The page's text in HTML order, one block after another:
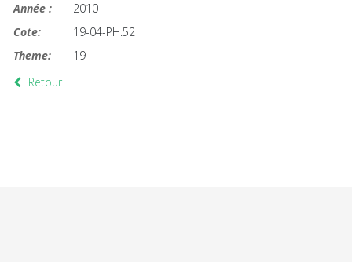
Année :
2010
Cote:
19-04-PH.52
Theme:
19
Retour